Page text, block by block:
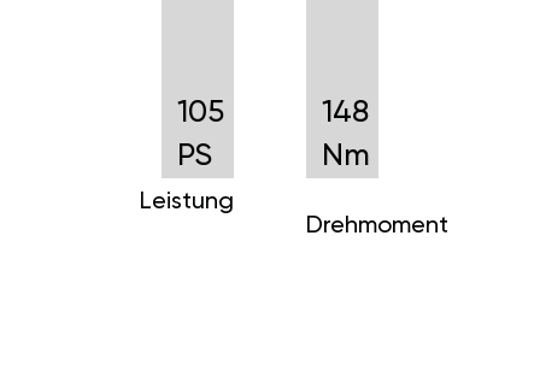
105
PS
Leistung
148
Nm
Drehmoment